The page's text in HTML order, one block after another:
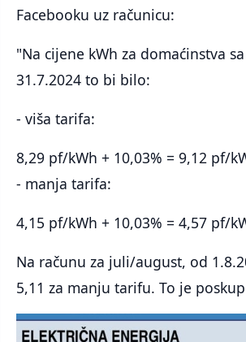
Facebooku uz računicu:
"Na cijene kWh za domaćinstva
31.7.2024 to bi bilo:
- viša tarifa:
8,29 pf/kWh + 10,03% = 9,12 pf/
- manja tarifa:
4,15 pf/kWh + 10,03% = 4,57 pf/
Na računu za juli/august, od
5,11 za manju tarifu. To je